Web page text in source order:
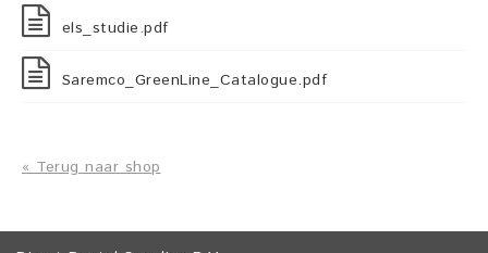
els_studie.pdf
Saremco_GreenLine_Catalogue.pdf
« Terug naar shop